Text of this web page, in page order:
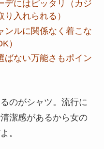
デにはピッタリ（カジ
入れられる）
ンルに関係なく着こな
）
ばない万能さもポイン
のがシャツ。流行に
潔感があるから女の
。